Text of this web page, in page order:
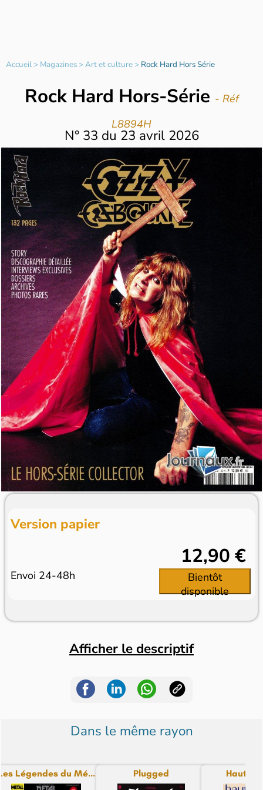
Accueil> Magazines>Art et culture> Rock Hard Hors Série
Rock Hard Hors-Série - Réf
L8894H
N° 33 du 23 avril 2026
Version papier
Envoi 24-48h
12,90 €
Bientôt
disponible
Afficher le descriptif
Dans le même rayon
Légendes du Mé... Plugged Haute